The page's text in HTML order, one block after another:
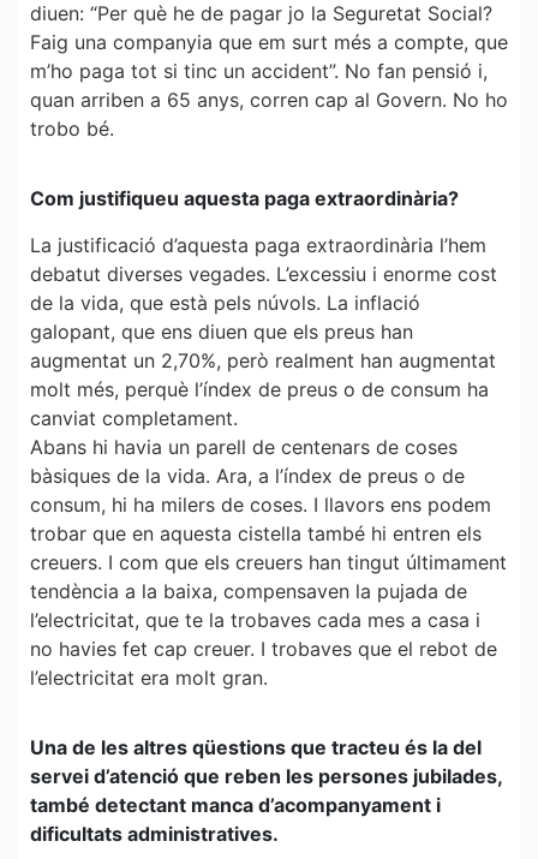
diuen: “Per què he de pagar jo la Seguretat Social?
Faig una companyia que em surt més a compte, que
m’ho paga tot si tinc un accident”. No fan pensió i,
quan arriben a 65 anys, corren cap al Govern. No ho
trobo bé.
Com justifiqueu aquesta paga extraordinària?
La justificació d’aquesta paga extraordinària l’hem
debatut diverses vegades. L’excessiu i enorme cost
de la vida, que està pels núvols. La inflació
galopant, que ens diuen que els preus han
augmentat un 2,70%, però realment han augmentat
molt més, perquè l’índex de preus o de consum ha
canviat completament.
Abans hi havia un parell de centenars de coses
bàsiques de la vida. Ara, a l’índex de preus o de
consum, hi ha milers de coses. I llavors ens podem
trobar que en aquesta cistella també hi entren els
creuers. I com que els creuers han tingut últimament
tendència a la baixa, compensaven la pujada de
l’electricitat, que te la trobaves cada mes a casa i
no havies fet cap creuer. I trobaves que el rebot de
l’electricitat era molt gran.
Una de les altres qüestions que tracteu és la del
servei d’atenció que reben les persones jubilades,
també detectant manca d’acompanyament i
dificultats administratives.